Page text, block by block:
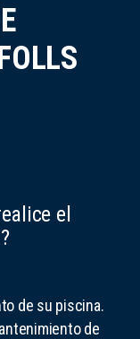
el
de su piscina.
de